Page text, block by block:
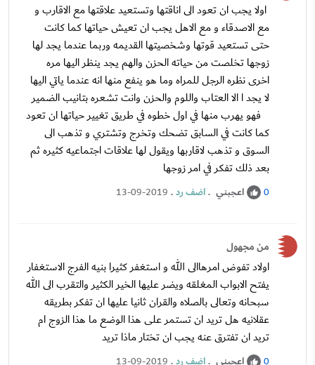
اولا يجب ان تعود الى اناقتها وتستعيد علاقتها مع الاقارب و
مع الاصدقاء و مع الاهل يجب ان تعيش حياتها كما كانت
حتى تستعيد قوتها وشخصيتها القديمه وربما عندما يجد لها
زوجها تخلصت من حياته الحزن والهم يجد ينظر اليها مره
اخرى نظره الرجل للمراه وما هو ينفع منها انه عندما ياتي اليها
لا يجد ا الا العتاب واللوم والحزن وانت تشعره بتانيب الضمير
فهو يهرب منها في اول خطوه في طريق تغيير حياتها ان تعود
كما كانت في السابق تضحك وتخرج وتشتري و تذهب الى
السوق و تذهب لاقاربها ويقول لها علاقات اجتماعيه كثيره ثم
بعد ذلك تفكر في امر زوجها
0 اعجبني .اضف رد.
13-09-2019
من مجهول
اولاد تفوض امرهاالى الله و استغفر كثيرا بنيه الفرج الاستغفار
يفتح الابواب المغلقه ويضر عليها الخير الكثير والتقرب الى الله
سبحانه وتعالى بالصلاه والقران ثانيا عليها ان تفكر بطريقه
عقلانيه هل تريد ان تستمر على هذا الوضع ما هذا الزوج ام
تريد ان تفترق عنه يجب ان تختار ماذا تريد
0 اعجبني .اضف رد.
13-09-2019